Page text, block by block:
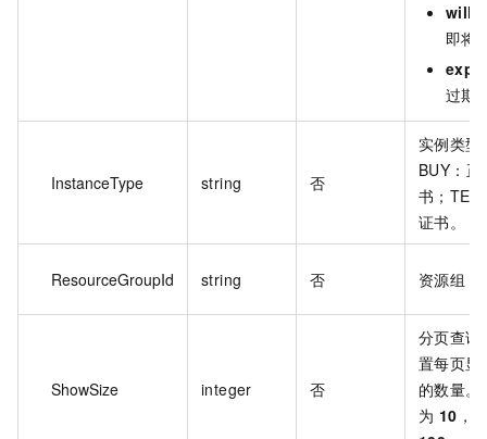
即将
过期
InstanceType string 否
实例类型
BUY：正
书；
证书。
ResourceGroupId string 否 资源组 id
ShowSize integer 否
分页查询
置每页显
的数量。
为 10 ，